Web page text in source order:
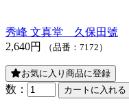
秀峰 文真堂 久保田號
2,640円
（品番：7172）
お気に入り商品に登録
数：